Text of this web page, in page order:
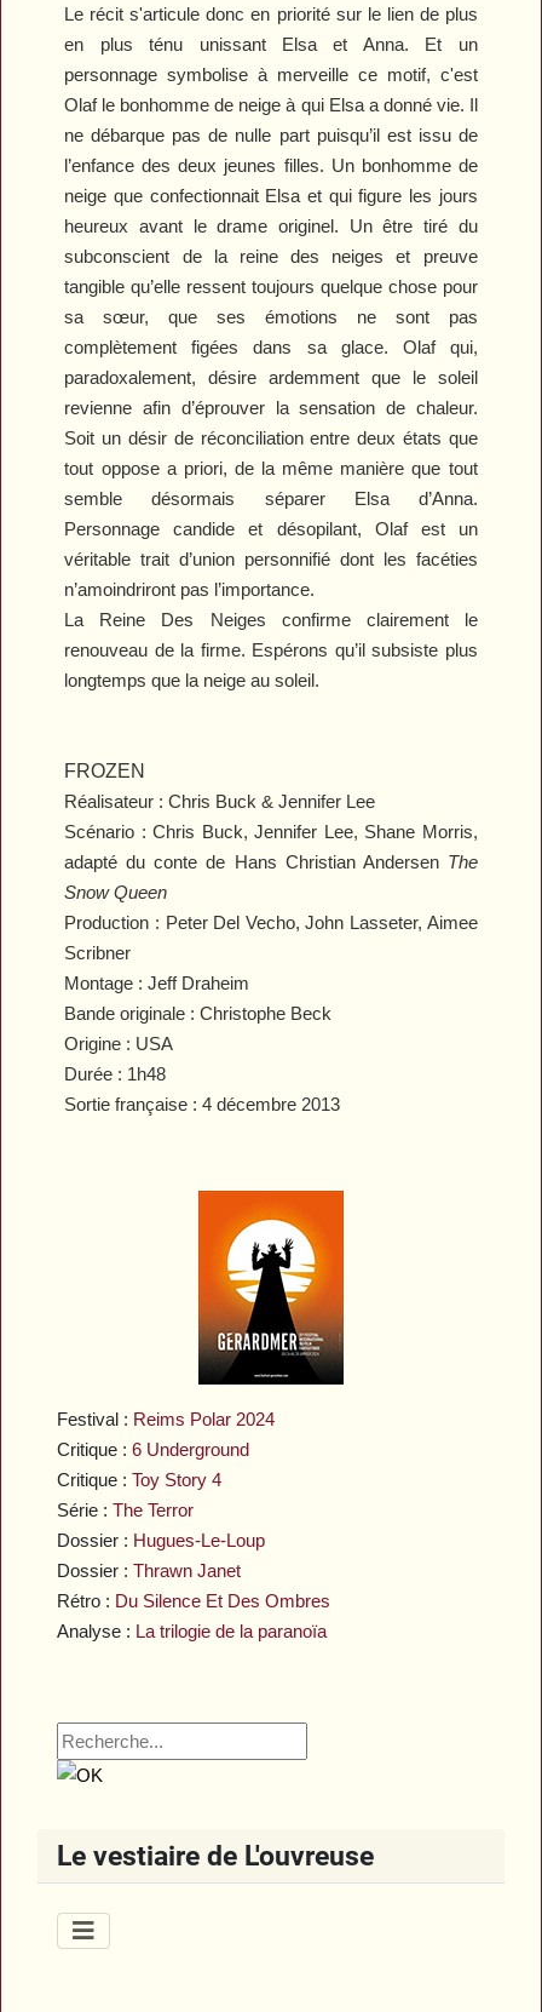
Festival : Reims Polar 2024
Critique :6 Underground
Critique :Toy Story 4
Série :The Terror
Dossier : Hugues-Le-Loup
Dossier :Thrawn Janet
Rétro : Du Silence Et Des Ombres
Analyse : La trilogie de la paranoïa
Le vestiaire de L'ouvreuse
Le récit s'articule donc en priorité sur le lien de plus
en plus ténu unissant Elsa et Anna. Et un
personnage symbolise à merveille ce motif, c'est
Olaf le bonhomme de neige à qui Elsa a donné vie. Il
ne débarque pas de nulle part puisqu’il est issu de
l’enfance des deux jeunes filles. Un bonhomme de
neige que confectionnait Elsa et qui figure les jours
heureux avant le drame originel. Un être tiré du
subconscient de la reine des neiges et preuve
tangible qu’elle ressent toujours quelque chose pour
sa sœur, que ses émotions ne sont pas
complètement figées dans sa glace. Olaf qui,
paradoxalement, désire ardemment que le soleil
revienne afin d’éprouver la sensation de chaleur.
Soit un désir de réconciliation entre deux états que
tout oppose a priori, de la même manière que tout
semble désormais séparer Elsa d’Anna.
Personnage candide et désopilant, Olaf est un
véritable trait d’union personnifié dont les facéties
n’amoindriront pas l’importance.
La Reine Des Neiges confirme clairement le
renouveau de la firme. Espérons qu’il subsiste plus
longtemps que la neige au soleil.
FROZEN
Réalisateur : Chris Buck & Jennifer Lee
Scénario : Chris Buck, Jennifer Lee, Shane Morris,
adapté du conte de Hans Christian Andersen The
Snow Queen
Production : Peter Del Vecho, John Lasseter, Aimee
Scribner
Montage : Jeff Draheim
Bande originale : Christophe Beck
Origine : USA
Durée : 1h48
Sortie française : 4 décembre 2013